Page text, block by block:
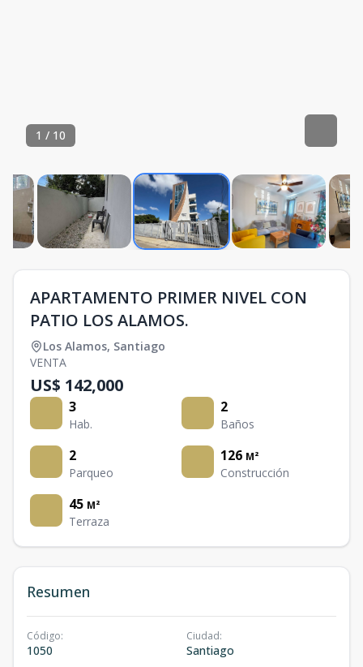
1 / 10
APARTAMENTO PRIMER NIVEL CON
PATIO LOS ALAMOS.
Los Alamos, Santiago
VENTA
US$ 142,000
3
Hab.
2
Baños
2
Parqueo
126 M²
Construcción
45 M²
Terraza
Resumen
Código:
1050
Ciudad:
Santiago